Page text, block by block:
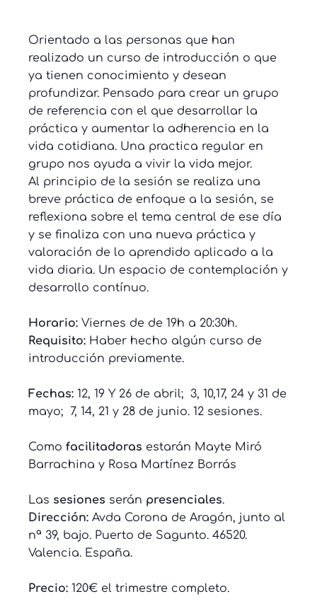
Orientado a las personas que han
realizado un curso de introducción o que
ya tienen conocimiento y desean
profundizar. Pensado para crear un grupo
de referencia con el que desarrollar la
práctica y aumentar la adherencia en la
vida cotidiana. Una practica regular en
grupo nos ayuda a vivir la vida mejor.
Al principio de la sesión se realiza una
breve práctica de enfoque a la sesión, se
reflexiona sobre el tema central de ese día
y se finaliza con una nueva práctica y
valoración de lo aprendido aplicado a la
vida diaria. Un espacio de contemplación y
desarrollo contínuo.
Horario: Viernes de de 19h a 20:30h.
Requisito: Haber hecho algún curso de
introducción previamente.
Fechas: 12, 19 Y 26 de abril; 3, 10,17, 24 y 31 de
mayo; 7, 14, 21 y 28 de junio. 12 sesiones.
Como facilitadoras estarán Mayte Miró
Barrachina y Rosa Martínez Borrás
Las sesiones serán presenciales.
Dirección: Avda Corona de Aragón, junto al
nª 39, bajo. Puerto de Sagunto. 46520.
Valencia. España.
Precio: 120€ el trimestre completo.